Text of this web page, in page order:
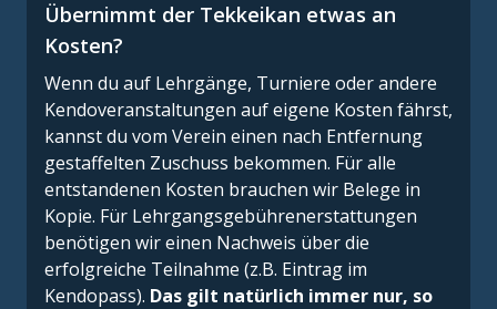
Übernimmt der Tekkeikan etwas an
Kosten?
Wenn du auf Lehrgänge, Turniere oder andere
Kendoveranstaltungen auf eigene Kosten fährst,
kannst du vom Verein einen nach Entfernung
gestaffelten Zuschuss bekommen. Für alle
entstandenen Kosten brauchen wir Belege in
Kopie. Für Lehrgangsgebührenerstattungen
benötigen wir einen Nachweis über die
erfolgreiche Teilnahme (z.B. Eintrag im
Kendopass). Das gilt natürlich immer nur, so